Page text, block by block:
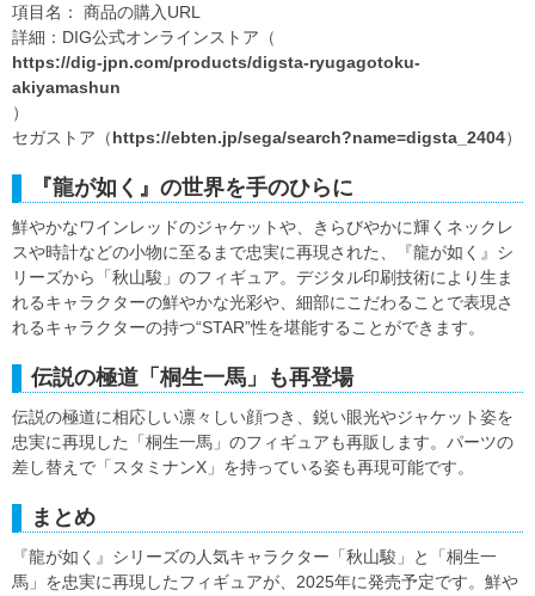
項目名： 商品の購入URL
詳細：DIG公式オンラインストア（
https://dig-jpn.com/products/digsta-ryugagotoku-
akiyamashun
）
セガストア（https://ebten.jp/sega/search?name=digsta_2404）
『龍が如く』の世界を手のひらに
鮮やかなワインレッドのジャケットや、きらびやかに輝くネックレ
スや時計などの小物に至るまで忠実に再現された、『龍が如く』シ
リーズから「秋山駿」のフィギュア。デジタル印刷技術により生ま
れるキャラクターの鮮やかな光彩や、細部にこだわることで表現さ
れるキャラクターの持つ“STAR”性を堪能することができます。
伝説の極道「桐生一馬」も再登場
伝説の極道に相応しい凛々しい顔つき、鋭い眼光やジャケット姿を
忠実に再現した「桐生一馬」のフィギュアも再販します。パーツの
差し替えで「スタミナンX」を持っている姿も再現可能です。
まとめ
『龍が如く』シリーズの人気キャラクター「秋山駿」と「桐生一
馬」を忠実に再現したフィギュアが、2025年に発売予定です。鮮や